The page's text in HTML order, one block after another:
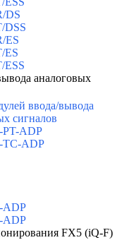
DS
DSS
ES
ES
ESS
аналоговых
ввода/вывода
сигналов
ADP
ADP
ADP
ADP
FX5 (iQ-F)